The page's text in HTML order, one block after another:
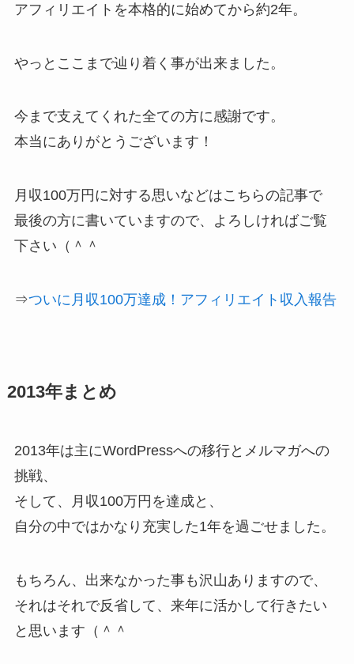
アフィリエイトを本格的に始めてから約2年。
やっとここまで辿り着く事が出来ました。
今まで支えてくれた全ての方に感謝です。
本当にありがとうございます！
月収100万円に対する思いなどはこちらの記事で
最後の方に書いていますので、よろしければご覧
下さい（＾＾
⇒ついに月収100万達成！アフィリエイト収入報告
2013年まとめ
2013年は主にWordPressへの移行とメルマガへの
挑戦、
そして、月収100万円を達成と、
自分の中ではかなり充実した1年を過ごせました。
もちろん、出来なかった事も沢山ありますので、
それはそれで反省して、来年に活かして行きたい
と思います（＾＾